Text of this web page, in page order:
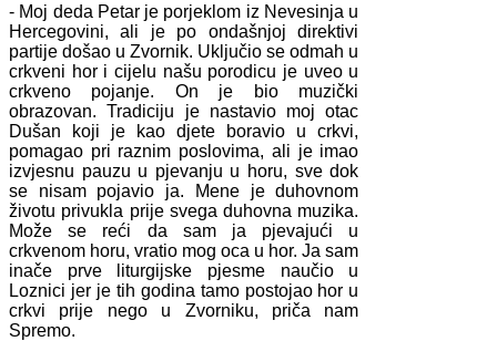
- Moj deda Petar je porjeklom iz Nevesinja u
Hercegovini, ali je po ondašnjoj direktivi
partije došao u Zvornik. Uključio se odmah u
crkveni hor i cijelu našu porodicu je uveo u
crkveno pojanje. On je bio muzički
obrazovan. Tradiciju je nastavio moj otac
Dušan koji je kao djete boravio u crkvi,
pomagao pri raznim poslovima, ali je imao
izvjesnu pauzu u pjevanju u horu, sve dok
se nisam pojavio ja. Mene je duhovnom
životu privukla prije svega duhovna muzika.
Može se reći da sam ja pjevajući u
crkvenom horu, vratio mog oca u hor. Ja sam
inače prve liturgijske pjesme naučio u
Loznici jer je tih godina tamo postojao hor u
crkvi prije nego u Zvorniku, priča nam
Spremo.